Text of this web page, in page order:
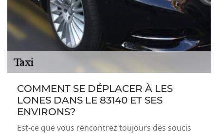
COMMENT SE DÉPLACER À LES
LONES DANS LE 83140 ET SES
ENVIRONS?
Est-ce que vous rencontrez toujours des soucis